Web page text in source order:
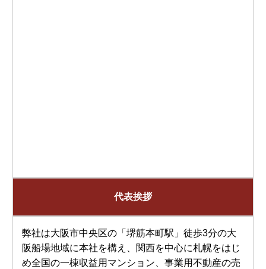
代表挨拶
弊社は大阪市中央区の「堺筋本町駅」徒歩3分の大
阪船場地域に本社を構え、関西を中心に札幌をはじ
め全国の一棟収益用マンション、事業用不動産の売